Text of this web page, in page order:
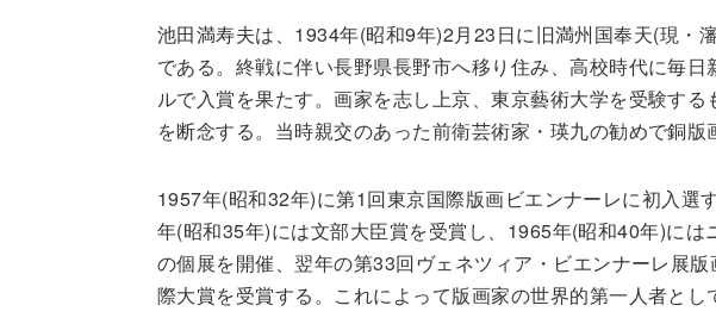
池田満寿夫は、1934年(昭和9年)2月23日に旧満州国奉天(現・
である。終戦に伴い長野県長野市へ移り住み、高校時代に毎
ルで入賞を果たす。画家を志し上京、東京藝術大学を受験す
を断念する。当時親交のあった前衛芸術家・瑛九の勧めで銅版
1957年(昭和32年)に第1回東京国際版画ビエンナーレに初入選
年(昭和35年)には文部大臣賞を受賞し、1965年(昭和40年)に
の個展を開催、翌年の第33回ヴェネツィア・ビエンナーレ展
際大賞を受賞する。これによって版画家の世界的第一人者とし